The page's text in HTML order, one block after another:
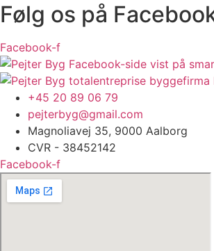
Følg os på
Facebook-f
+45 20 89 06 79
pejterbyg@gmail.com
Magnoliavej 35, 9000 Aalborg
CVR - 38452142
Facebook-f